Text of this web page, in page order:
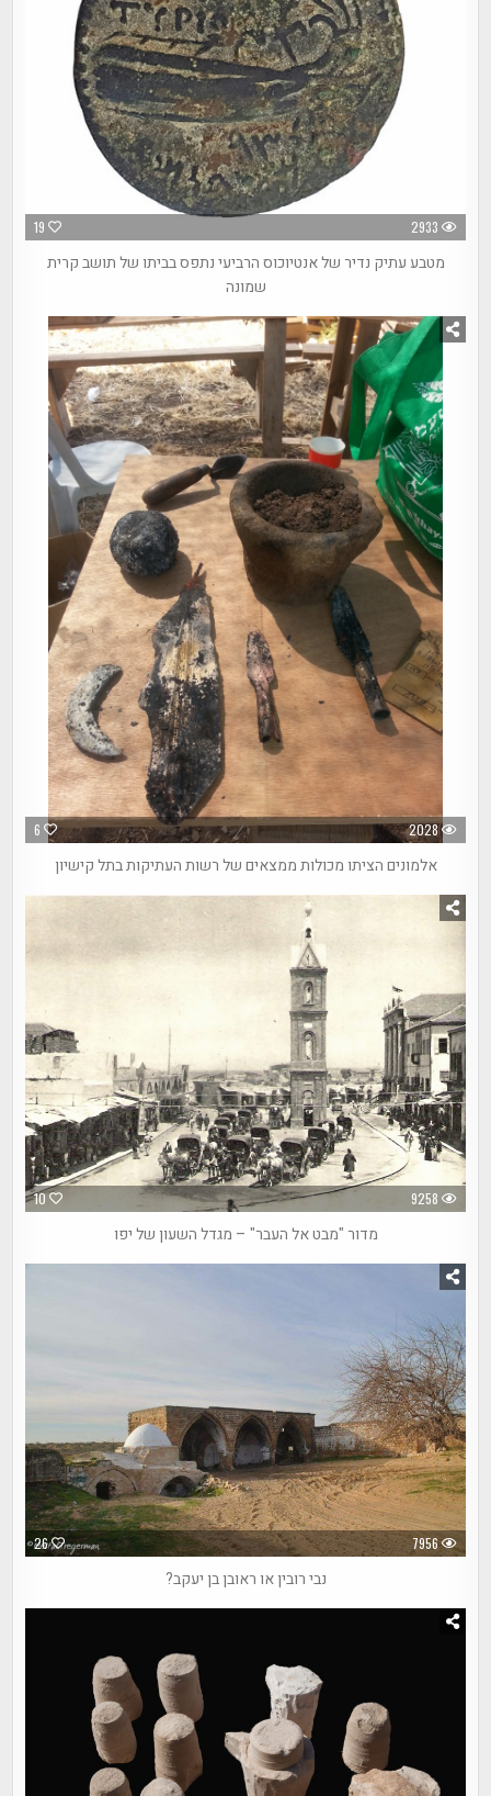
19 2933
מטבע עתיק נדיר של אנטיוכוס הרביעי נתפס בביתו של תושב קרית
שמונה
6 2028
אלמונים הציתו מכולות ממצאים של רשות העתיקות בתל קישיון
10 9258
מדור "מבט אל העבר" – מגדל השעון של יפו
26 7956
נבי רובין או ראובן בן יעקב?